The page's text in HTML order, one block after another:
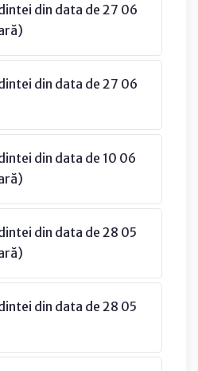
din data de 27 06
din data de 27 06
din data de 10 06
din data de 28 05
din data de 28 05